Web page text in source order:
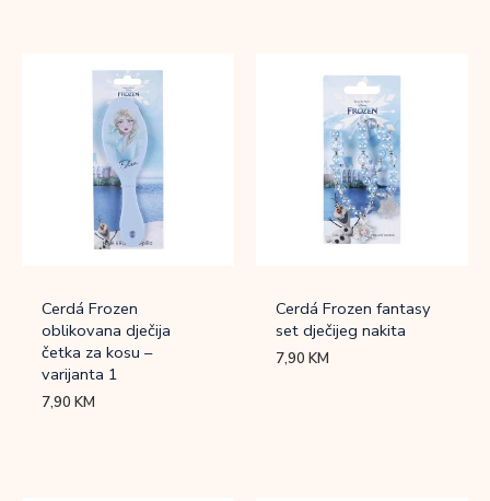
Cerdá Frozen
oblikovana dječija
četka za kosu –
varijanta 1
7,90KM
Cerdá Frozen fantasy
set dječijeg nakita
7,90KM